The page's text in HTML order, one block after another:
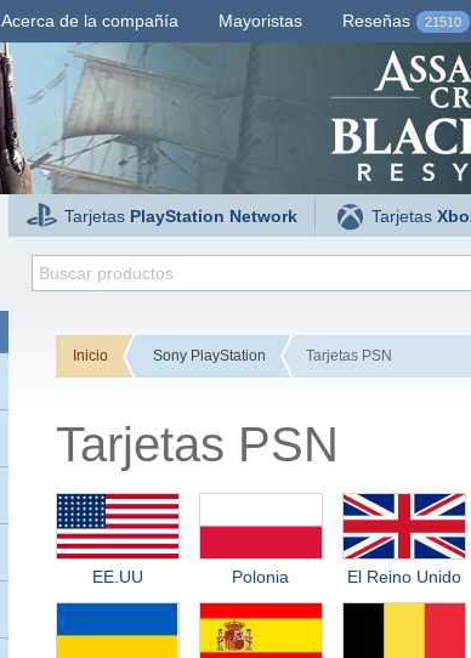
Acerca de la compañía Mayoristas Reseñas 21510
Tarjetas PlayStation Network Tarjetas
Inicio Sony PlayStation Tarjetas PSN
Tarjetas PSN
EE.UU Polonia El Reino Unido